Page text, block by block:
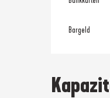
Bargeld